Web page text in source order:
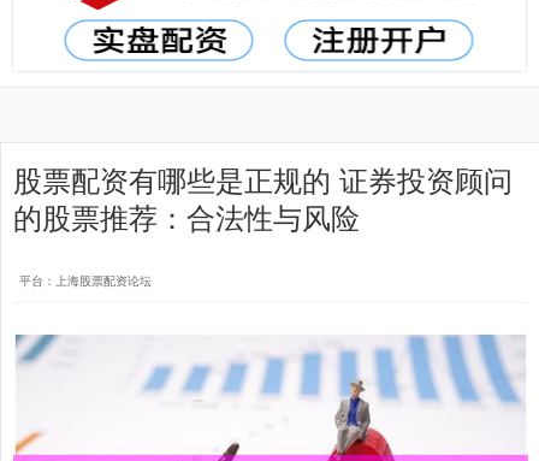
股票配资有哪些是正规的 证券投资顾问
的股票推荐：合法性与风险
平台：上海股票配资论坛